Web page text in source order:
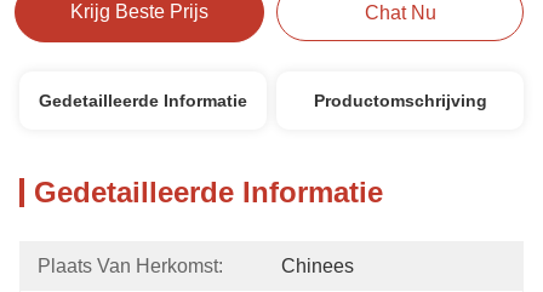
Krijg Beste Prijs Chat Nu
Gedetailleerde Informatie Productomschrijving
Gedetailleerde Informatie
Plaats Van Herkomst: Chinees